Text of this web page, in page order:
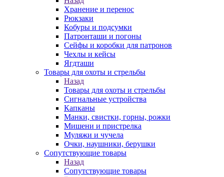
Хранение и перенос
Рюкзаки
Кобуры и подсумки
Патронташи и погоны
Сейфы и коробки для патронов
Чехлы и кейсы
Ягдташи
Товары для охоты и стрельбы
Назад
Товары для охоты и стрельбы
Сигнальные устройства
Капканы
Манки, свистки, горны, рожки
Мишени и пристрелка
Муляжи и чучела
Очки, наушники, берушки
Сопутствующие товары
Назад
Сопутствующие товары